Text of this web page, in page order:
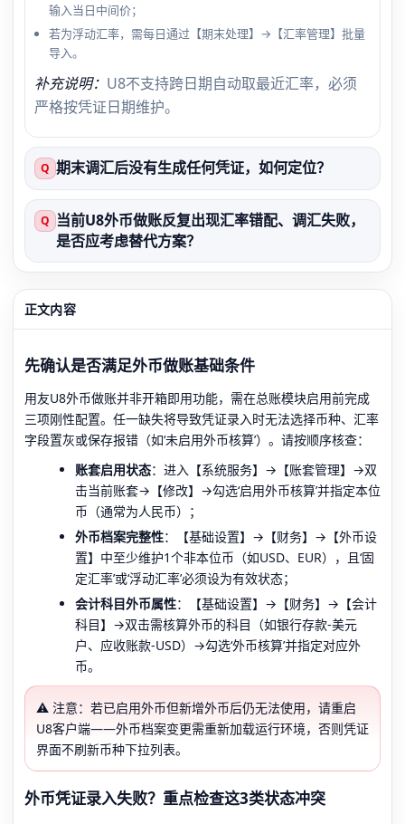
输入当日中间价；
若为浮动汇率，需每日通过【期末处理】→【汇率管理】批量
导入。
补充说明： U8不支持跨日期自动取最近汇率，必须
严格按凭证日期维护。
Q 期末调汇后没有生成任何凭证，如何定位？
Q 当前U8外币做账反复出现汇率错配、调汇失败，
是否应考虑替代方案？
正文内容
先确认是否满足外币做账基础条件
用友U8外币做账并非开箱即用功能，需在总账模块启用前完成
三项刚性配置。任一缺失将导致凭证录入时无法选择币种、汇率
字段置灰或保存报错（如‘未启用外币核算’）。请按顺序核查：
账套启用状态：进入【系统服务】→【账套管理】→双
击当前账套→【修改】→勾选‘启用外币核算’并指定本位
币（通常为人民币）；
外币档案完整性：【基础设置】→【财务】→【外币设
置】中至少维护1个非本位币（如USD、EUR），且‘固
定汇率’或‘浮动汇率’必须设为有效状态；
会计科目外币属性：【基础设置】→【财务】→【会计
科目】→双击需核算外币的科目（如银行存款-美元
户、应收账款-USD）→勾选‘外币核算’并指定对应外
币。
⚠️ 注意：若已启用外币但新增外币后仍无法使用，请重启
U8客户端——外币档案变更需重新加载运行环境，否则凭证
界面不刷新币种下拉列表。
外币凭证录入失败？重点检查这3类状态冲突